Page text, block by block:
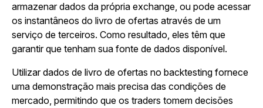
armazenar dados da própria exchange, ou pode acessar
os instantâneos do livro de ofertas através de um
serviço de terceiros. Como resultado, eles têm que
garantir que tenham sua fonte de dados disponível.
Utilizar dados de livro de ofertas no backtesting fornece
uma demonstração mais precisa das condições de
mercado, permitindo que os traders tomem decisões